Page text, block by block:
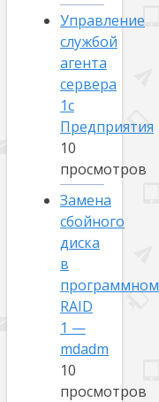
Управление
службой
агента
сервера
1с
Предприятия
10
просмотров
Замена
сбойного
диска
в
программном
RAID
1 —
mdadm
10
просмотров